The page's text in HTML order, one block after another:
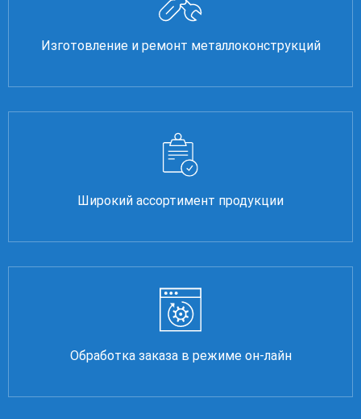
Изготовление и ремонт металлоконструкций
Широкий ассортимент продукции
Обработка заказа в режиме он-лайн